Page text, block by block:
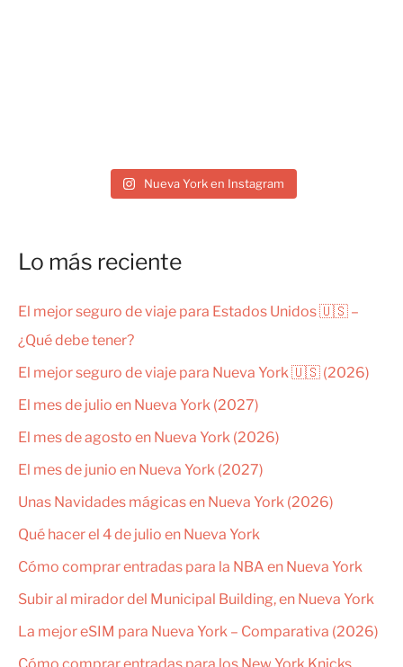
Nueva York en Instagram
Lo más reciente
El mejor seguro de viaje para Estados Unidos 🇺🇸 –
¿Qué debe tener?
El mejor seguro de viaje para Nueva York 🇺🇸 (2026)
El mes de julio en Nueva York (2027)
El mes de agosto en Nueva York (2026)
El mes de junio en Nueva York (2027)
Unas Navidades mágicas en Nueva York (2026)
Qué hacer el 4 de julio en Nueva York
Cómo comprar entradas para la NBA en Nueva York
Subir al mirador del Municipal Building, en Nueva York
La mejor eSIM para Nueva York – Comparativa (2026)